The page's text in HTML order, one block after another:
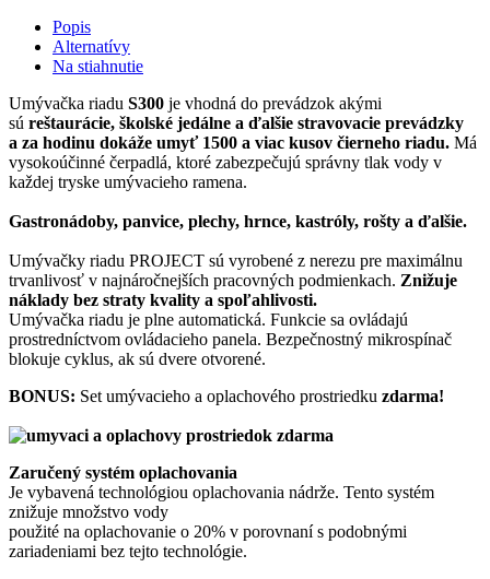
Popis
Alternatívy
Na stiahnutie
Umývačka riadu S300 je vhodná do prevádzok akými
sú reštaurácie, školské jedálne a ďalšie stravovacie prevádzky
a za hodinu dokáže umyť 1500 a viac kusov čierneho riadu. Má
vysokoúčinné čerpadlá, ktoré zabezpečujú správny tlak vody v
každej tryske umývacieho ramena.
Gastronádoby, panvice, plechy, hrnce, kastróly, rošty a ďalšie.
Umývačky riadu PROJECT sú vyrobené z nerezu pre maximálnu
trvanlivosť v najnáročnejších pracovných podmienkach. Znižuje
náklady bez straty kvality a spoľahlivosti.
Umývačka riadu je plne automatická. Funkcie sa ovládajú
prostredníctvom ovládacieho panela. Bezpečnostný mikrospínač
blokuje cyklus, ak sú dvere otvorené.
BONUS: Set umývacieho a oplachového prostriedku zdarma!
Zaručený systém oplachovania
Je vybavená technológiou oplachovania nádrže. Tento systém
znižuje množstvo vody
použité na oplachovanie o 20% v porovnaní s podobnými
zariadeniami bez tejto technológie.